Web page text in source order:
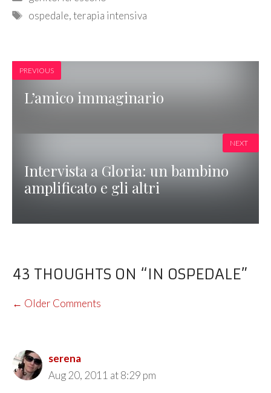
Tags
ospedale,terapia intensiva
PREVIOUS
L’amico immaginario
Intervista a Gloria: un bambino
amplificato e gli altri
NEXT
43 THOUGHTS ON “IN OSPEDALE”
COMMENT
← Older Comments
serena
Aug 20, 2011 at 8:29 pm